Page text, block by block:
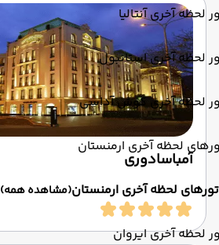
لحظه آخری آنتالیا
لحظه آخری استانبول
لحظه آخری کوش آداسی
لحظه آخری ارمنستان
تورهای لحظه آخری ارمنستان(مشاهده همه)
لحظه آخری ایروان
آمباسادوری